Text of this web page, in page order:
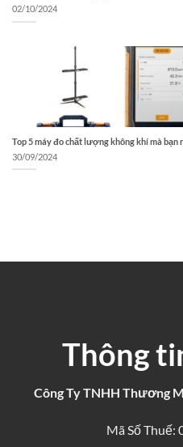
02/10/2024
Top 5 máy đo chất lượng không khí mà bạn
30/09/2024
Thông
Công Ty TNHH Thương
Mã Số Thuế: